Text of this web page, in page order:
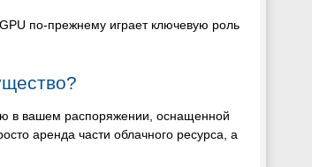
по-прежнему играет ключевую роль
в вашем распоряжении, оснащенной
аренда части облачного ресурса, а